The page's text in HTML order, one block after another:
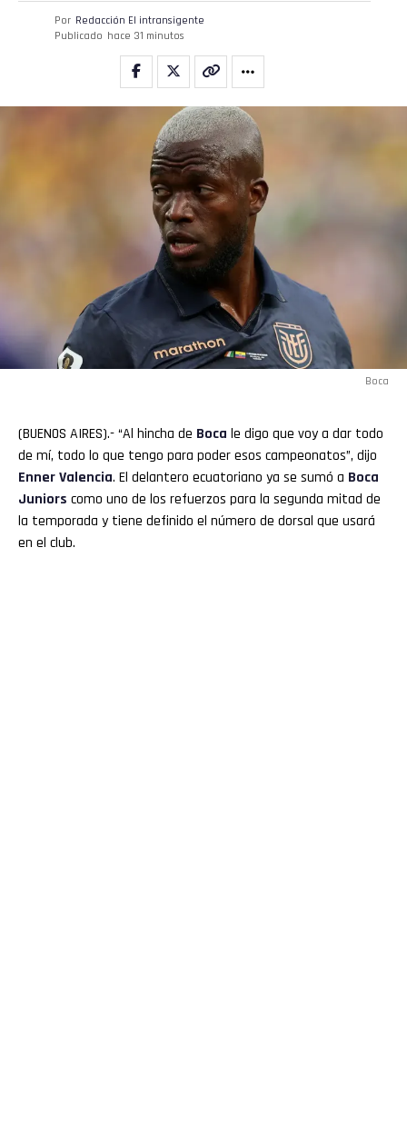
Por Redacción El intransigente
Publicado hace 31 minutos
Boca
(BUENOS AIRES).- “Al hincha de Boca le digo que voy a dar todo
de mí, todo lo que tengo para poder esos campeonatos”, dijo
Enner Valencia. El delantero ecuatoriano ya se sumó a Boca
Juniors como uno de los refuerzos para la segunda mitad de
la temporada y tiene definido el número de dorsal que usará
en el club.